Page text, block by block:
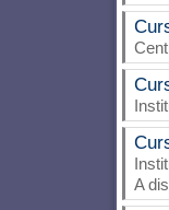
A